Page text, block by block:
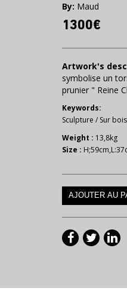
By: Maud
1300€
Artwork's
symbolise un
prunier " Reine
Keywords:
Sculpture / Sur bois
Weight : 13,8kg
Size :